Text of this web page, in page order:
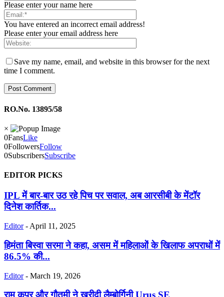
Please enter your name here
You have entered an incorrect email address!
Please enter your email address here
Save my name, email, and website in this browser for the next
time I comment.
RO.No. 13895/58
×
0FansLike
0FollowersFollow
0SubscribersSubscribe
EDITOR PICKS
IPL में बार-बार उठ रहे पिच पर सवाल, अब आरसीबी के मेंटॉर
दिनेश कार्तिक...
Editor - April 11, 2025
हिमंता बिस्वा सरमा ने कहा, असम में महिलाओं के खिलाफ अपराधों में
86.5% की...
Editor - March 19, 2026